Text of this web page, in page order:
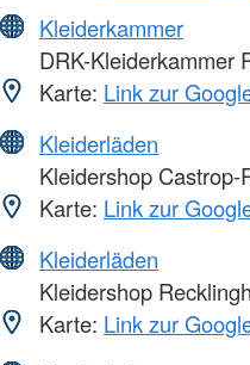
Kleiderkammer
DRK-Kleiderkammer
Karte: Link zur
Kleiderläden
Kleidershop Castrop-
Karte: Link zur
Kleiderläden
Kleidershop
Karte: Link zur